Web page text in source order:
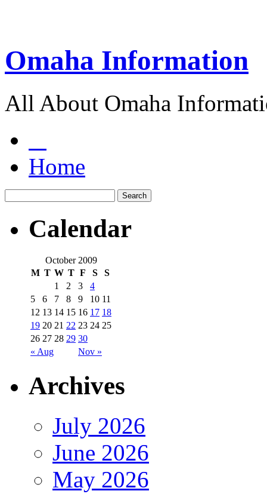
Omaha Information
All About Omaha
Home
Calendar
October 2009
M T W T F S S
« Aug Nov »
1 2 3
4
5
6 7 8 9 10 11
12 13 14 15 16 17 18
19 20 21 22 23 24 25
26 27 28 29 30
Archives
July 2026
June 2026
May 2026